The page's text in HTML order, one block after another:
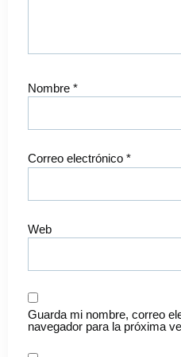
Nombre *
Correo electrónico *
Web
Guarda mi nombre, correo
navegador para la próxima